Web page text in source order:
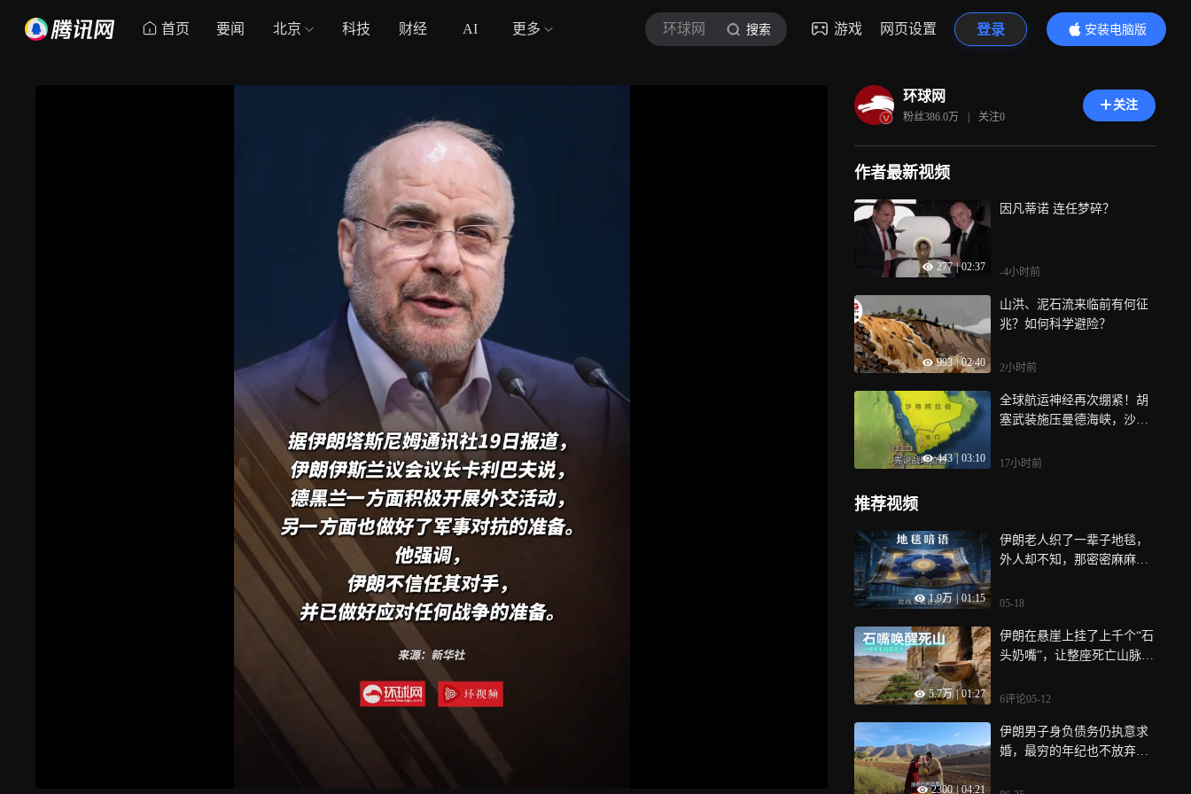
首页 要闻 北京 科技 财经 AI 更多 环球网 搜索 游戏 网页设置 登录
安装电脑版
内容更精彩
环球网
粉丝386.0万 | 关注0
关注
作者最新视频
277 | 02:37
因凡蒂诺 连任梦碎？
-4小时前
993 | 02:40
山洪、泥石流来临前有何征
兆？如何科学避险？
2小时前
443 | 03:10
全球航运神经再次绷紧！胡
塞武装施压曼德海峡，沙特
17小时前
推荐视频
1.9万 01:15
伊朗老人织了一辈子地毯，
外人却不知，那密密麻麻的
05-18
5.7万 | 01:27
伊朗在悬崖上挂了上千个“石
头奶嘴”，让整座死亡山脉活
6评论05-12
2300 | 04:21
伊朗男子身负债务仍执意求
婚，最穷的年纪也不放弃，